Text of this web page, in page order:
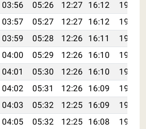
03:56 05:26 12:27 16:12
19:17
03:57 05:27 12:27 16:12
19:16
03:59 05:28 12:26 16:11
19:15
04:00 05:29 12:26 16:10
19:13
04:01 05:30 12:26 16:10
19:12
04:02 05:31 12:26 16:09
19:11
04:03 05:32 12:25 16:09
19:09
04:05 05:32 12:25 16:08
19:08